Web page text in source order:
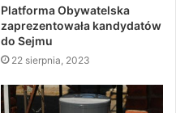
Platforma Obywatelska
zaprezentowała kandydatów
do Sejmu
22 sierpnia, 2023